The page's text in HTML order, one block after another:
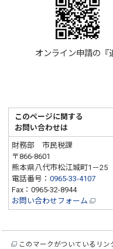
オンライン申請の『
このページに関する
お問い合わせは
財務部 市民税課
〒866-8601
熊本県八代市松江城町1－
電話番号：0965-33-4107
Fax：0965-32-8944
お問い合わせフォーム
このマークがついているリ